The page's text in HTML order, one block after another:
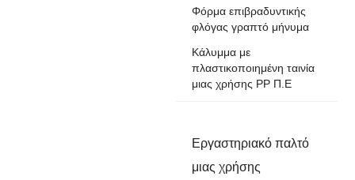
Φόρμα επιβραδυντικής
φλόγας γραπτό μήνυμα
Κάλυμμα με
πλαστικοποιημένη ταινία
μιας χρήσης PP Π.Ε
Εργαστηριακό παλτό
μιας χρήσης